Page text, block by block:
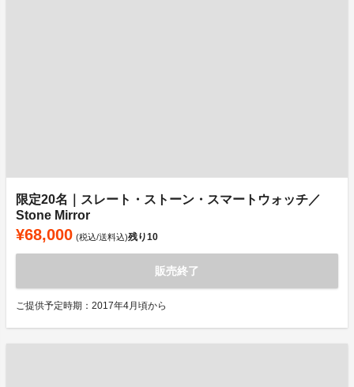
限定20名｜スレート・ストーン・スマートウォッチ／
Stone Mirror
¥68,000 (税込/送料込)残り10
販売終了
ご提供予定時期：2017年4月頃から